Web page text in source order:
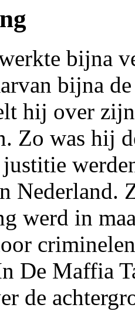
bijna
bijna
hij over
Zo was hij
Nederland.
werd in
De Maffia
de